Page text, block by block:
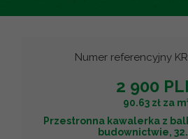
Numer referencyjny
2 900
90.63 zł za m
Przestronna kawalerka z
budownictwie,